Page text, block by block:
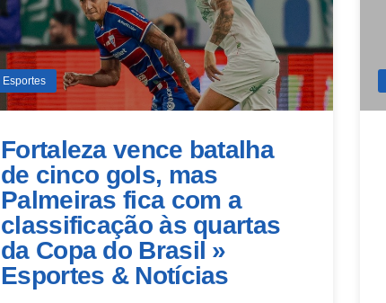
Esportes
Fortaleza vence batalha
de cinco gols, mas
Palmeiras fica com a
classificação às quartas
da Copa do Brasil »
Esportes & Notícias